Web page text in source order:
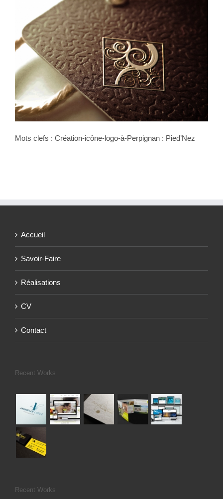
Mots clefs : Création-icône-logo-à-Perpignan : Pied’Nez
Accueil
Savoir-Faire
Réalisations
CV
Contact
Recent Works
Recent Works